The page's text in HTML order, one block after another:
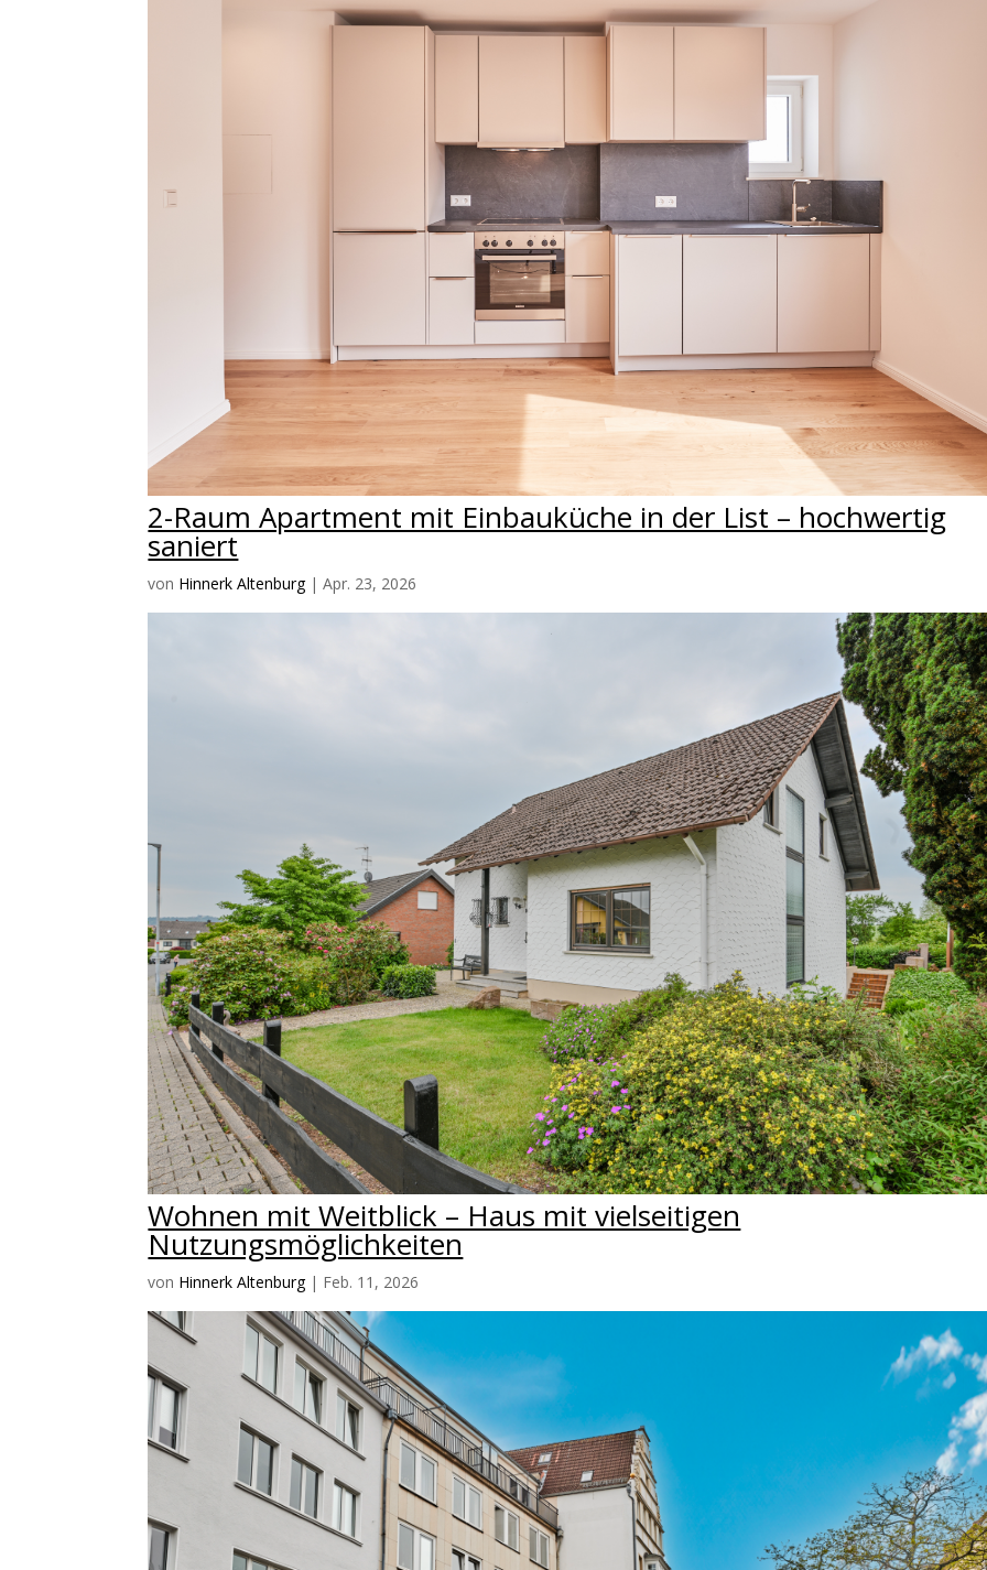
2-Raum Apartment mit Einbauküche in der List – hochwertig
saniert
von Hinnerk Altenburg|Apr. 23, 2026
Wohnen mit Weitblick – Haus mit vielseitigen
Nutzungsmöglichkeiten
von Hinnerk Altenburg| Feb. 11, 2026